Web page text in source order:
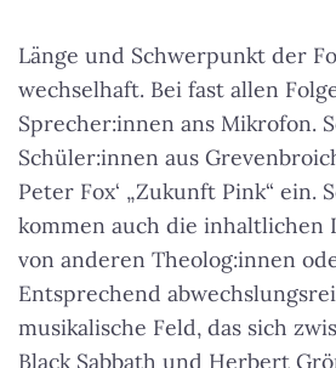
Länge und Schwerpunkt der
wechselhaft. Bei fast allen
Sprecher:innen ans Mikrofon.
Schüler:innen aus
Peter Fox‘ „Zukunft Pink“ ein.
kommen auch die inhaltlichen
von anderen Theolog:innen
Entsprechend
musikalische Feld, das sich
Black Sabbath und Herbert